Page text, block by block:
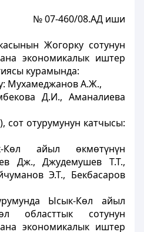
№ 07-460/08.АД иши
Жогорку сотунун
экономикалык иштер
курамында:
Мухамеджанов А.Ж.,
Д.И., Аманалиева
сот отурумунун катчысы:
Көл айыл өкмөтүнүн
Дж., Джудемушев Т.Т.,
Э.Т., Бекбасаров
Ысык-Көл айыл
областтык сотунун
экономикалык иштер